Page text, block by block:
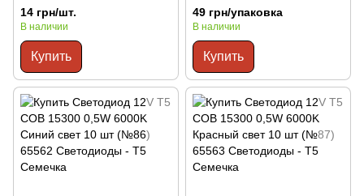
14 грн/шт.
В наличии
Купить
49 грн/упаковка
В наличии
Купить